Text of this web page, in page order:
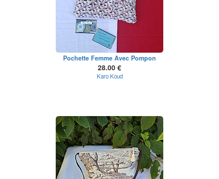
Pochette Femme Avec Pompon
28.00 €
Karo Koud